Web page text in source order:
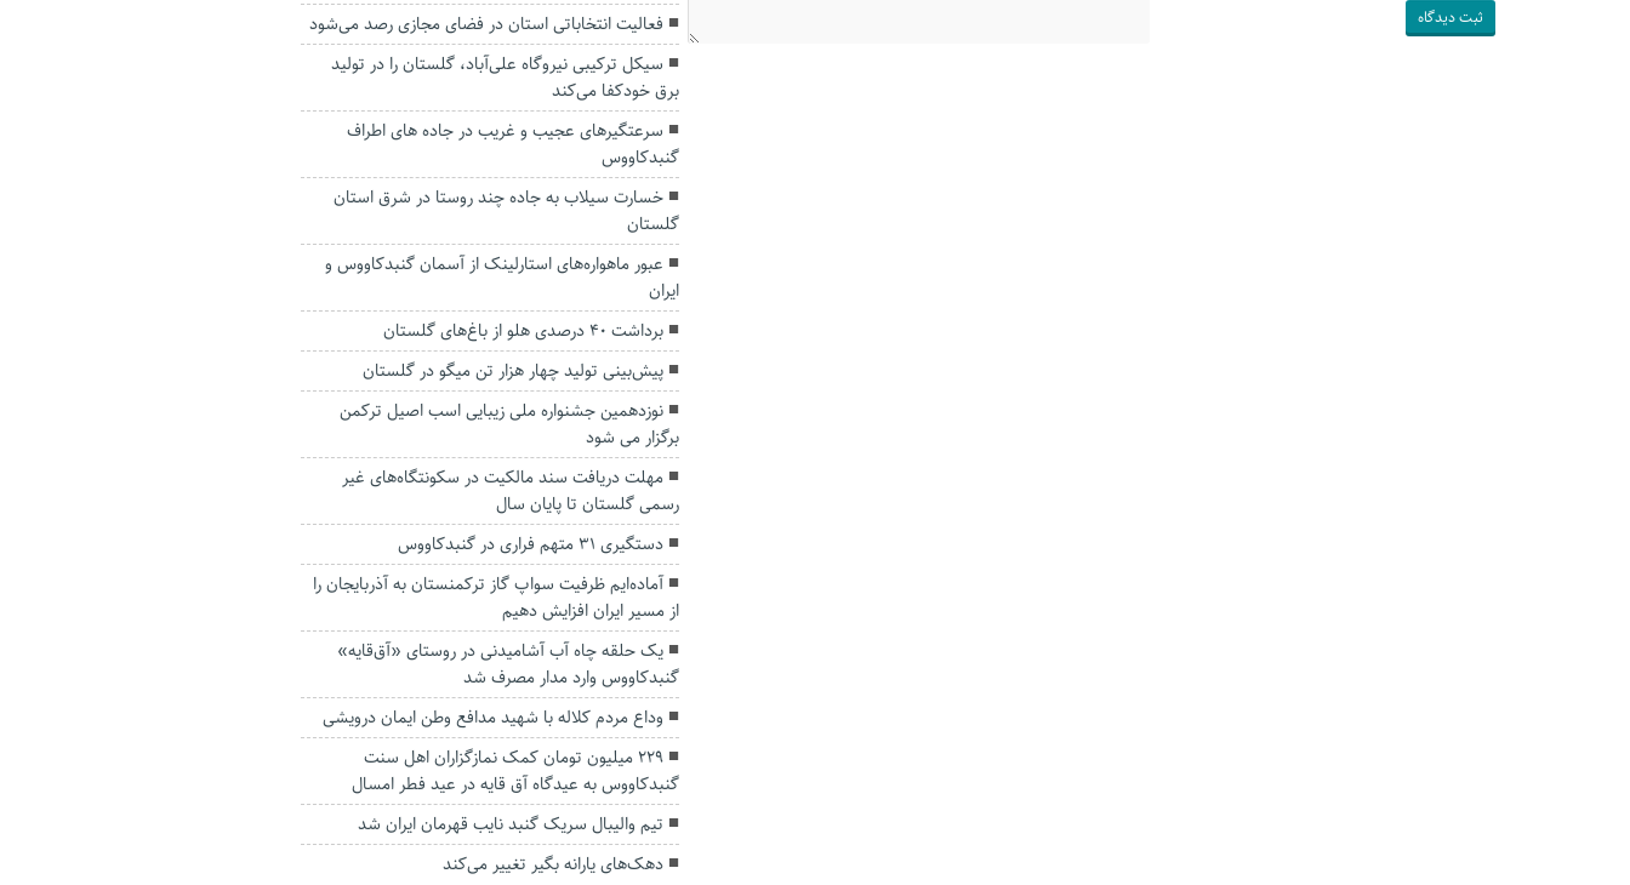
فعالیت انتخاباتی استان در فضای مجازی رصد می‌شود
سیکل ترکیبی نیروگاه علی‌آباد، گلستان را در تولید
برق خودکفا می‌کند
سرعتگیرهای عجیب و غریب در جاده های اطراف
گنبدکاووس
خسارت سیلاب به جاده چند روستا در شرق استان
گلستان
عبور ماهواره‌های استارلینک از آسمان گنبدکاووس و
ایران
برداشت ۴۰ درصدی هلو از باغ‌های گلستان
پیش‌بینی تولید چهار هزار تن میگو در گلستان
نوزدهمین جشنواره ملی زیبایی اسب اصیل ترکمن
برگزار می شود
مهلت دریافت سند مالکیت در سکونتگاه‌های غیر
رسمی گلستان تا پایان سال
دستگیری ۳۱ متهم فراری در گنبدکاووس
آماده‌ایم ظرفیت سواپ گاز ترکمنستان به آذربایجان را
از مسیر ایران افزایش دهیم
یک حلقه چاه آب آشامیدنی در روستای «آق‌قایه»
گنبدکاووس وارد مدار مصرف شد
وداع مردم کلاله با شهید مدافع وطن ایمان درویشی
229 میلیون تومان کمک نمازگزاران اهل سنت
گنبدکاووس به عیدگاه آق قایه در عید فطر امسال
تیم‌ والیبال سریک گنبد نایب قهرمان ایران شد
دهک‌های یارانه بگیر تغییر می‌کند‌